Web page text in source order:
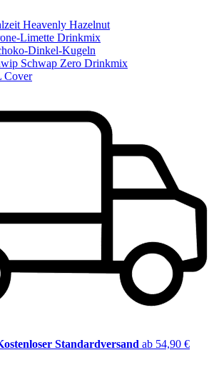
Heavenly Hazelnut
Limette Drinkmix
Dinkel-Kugeln
Schwap Zero Drinkmix
Cover
Standardversand ab 54,90 €